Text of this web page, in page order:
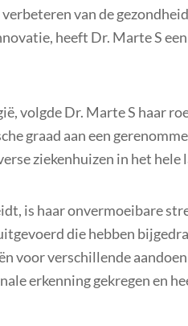
van de
heeft Dr. Marte S
volgde Dr. Marte S haar
graad aan een
ziekenhuizen in het hele
is haar onvermoeibare
die hebben
voor verschillende
erkenning gekregen en